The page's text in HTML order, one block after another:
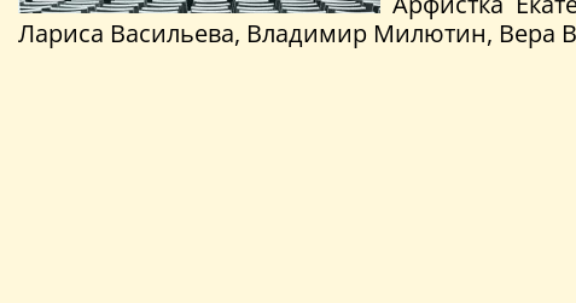
Лариса Васильева, Владимир Милютин, Вера